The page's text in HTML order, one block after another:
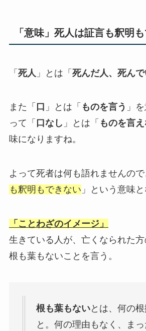
「意味」死人は証言も釈明
「 死人 」とは「 死んだ人、死んで
また「 口 」とは「 ものを言う 」
って「 口なし 」とは「 ものを言
味になりますね。
よって死者は何も語れませんので
も釈明もできない 」という意味と
「ことわざのイメージ」
生きている人が、亡くなられた
根も葉もないことを言う。
根も葉もないとは、何の根
と。何の理由もなく、ま